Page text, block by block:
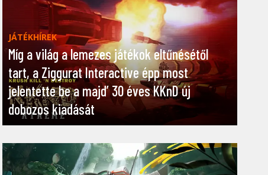
JÁTÉKHÍREK
Míg a világ a lemezes játékok eltűnésétől
tart, a Ziggurat Interactive épp most
jelentette be a majd’ 30 éves KKnD új
dobozos kiadását